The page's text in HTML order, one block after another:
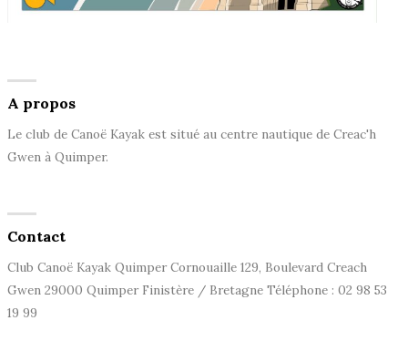
A propos
Le club de Canoë Kayak est situé au centre nautique de Creac'h
Gwen à Quimper.
Contact
Club Canoë Kayak Quimper Cornouaille 129, Boulevard Creach
Gwen 29000 Quimper Finistère / Bretagne Téléphone : 02 98 53
19 99